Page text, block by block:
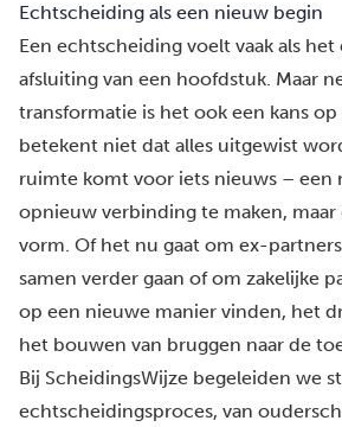
Echtscheiding als een nieuw begin
Een echtscheiding voelt vaak als het
afsluiting van een hoofdstuk. Maar
transformatie is het ook een kans
betekent niet dat alles uitgewist
ruimte komt voor iets nieuws – een
opnieuw verbinding te maken, maar
vorm. Of het nu gaat om ex-
samen verder gaan of om zakelijke
op een nieuwe manier vinden, het
het bouwen van bruggen naar de
Bij ScheidingsWijze begeleiden we
echtscheidingsproces, van